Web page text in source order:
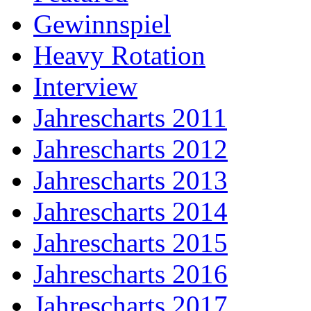
Gewinnspiel
Heavy Rotation
Interview
Jahrescharts 2011
Jahrescharts 2012
Jahrescharts 2013
Jahrescharts 2014
Jahrescharts 2015
Jahrescharts 2016